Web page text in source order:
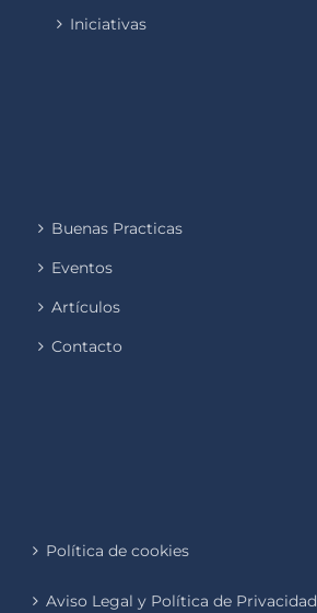
Iniciativas
Buenas Practicas
Eventos
Artículos
Contacto
Política de cookies
Aviso Legal y Política de Privacidad